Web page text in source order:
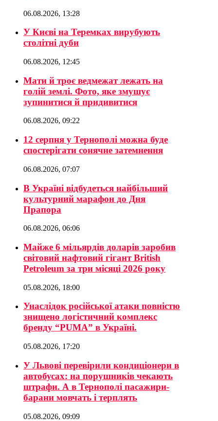
06.08.2026, 13:28
У Києві на Теремках вирубують
столітні дуби
06.08.2026, 12:45
Мати й троє ведмежат лежать на
голій землі. Фото, яке змушує
зупинитися й придивитися
06.08.2026, 09:22
12 серпня у Тернополі можна буде
спостерігати сонячне затемнення
06.08.2026, 07:07
В Україні відбудеться найбільший
культурний марафон до Дня
Прапора
06.08.2026, 06:06
Майже 6 мільярдів доларів заробив
світовий нафтовий гігант British
Petroleum за три місяці 2026 року
05.08.2026, 18:00
Унаслідок російської атаки повністю
знищено логістичний комплекс
бренду “PUMA” в Україні.
05.08.2026, 17:20
У Львові перевірили кондиціонери в
автобусах: на порушників чекають
штрафи. А в Тернополі пасажири-
барани мовчать і терплять
05.08.2026, 09:09